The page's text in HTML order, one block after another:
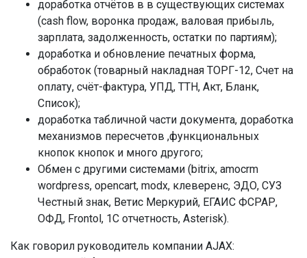
доработка отчётов в в существующих системах
(cash flow, воронка продаж, валовая прибыль,
зарплата, задолженность, остатки по партиям);
доработка и обновление печатных форма,
обработок (товарный накладная ТОРГ-12, Счет на
оплату, счёт-фактура, УПД, ТТН, Акт, Бланк,
Список);
доработка табличной части документа, доработка
механизмов пересчетов ,функциональных
кнопок кнопок и много другого;
Обмен с другими системами (bitrix, amocrm
wordpress, opencart, modx, клеверенс, ЭДО, СУЗ
Честный знак, Ветис Меркурий, ЕГАИС ФСРАР,
ОФД, Frontol, 1C отчетность, Asterisk).
Как говорил руководитель компании AJAX: